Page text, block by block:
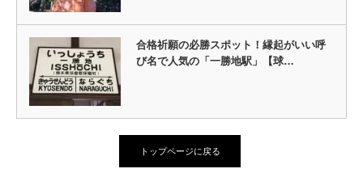
合格祈願の必勝スポット！縁起がいい呼
び名で人気の「一勝地駅」【球…
トップページに戻る